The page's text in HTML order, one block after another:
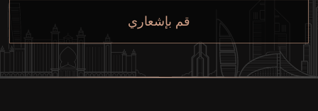
قم بإشعاري